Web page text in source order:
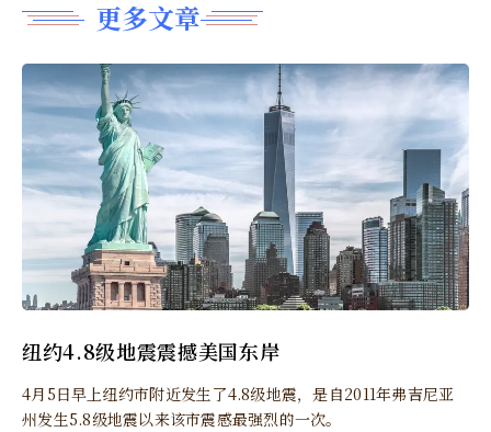
更多文章
纽约4.8级地震震撼美国东岸
4月5日早上纽约市附近发生了4.8级地震，是自2011年弗吉尼亚
州发生5.8级地震以来该市震感最强烈的一次。